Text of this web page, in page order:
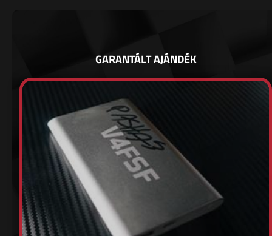
GARANTÁLT AJÁNDÉK